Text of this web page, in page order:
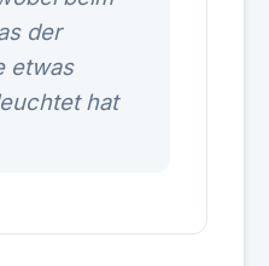
der
etwas
hat